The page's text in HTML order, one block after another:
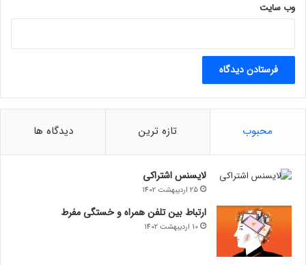
وب‌ سایت
محبوب تازه ترین دیدگاه ها
لایسنس اشتراکی
25 اردیبهشت 1402
ارتباط بین تلفن همراه و خستگی مفرط
10 اردیبهشت 1402